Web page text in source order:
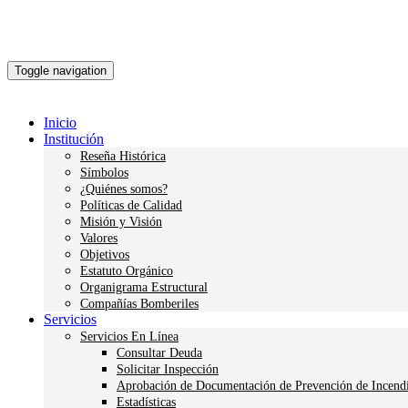
Toggle navigation
Inicio
Institución
Reseña Histórica
Símbolos
¿Quiénes somos?
Políticas de Calidad
Misión y Visión
Valores
Objetivos
Estatuto Orgánico
Organigrama Estructural
Compañías Bomberiles
Servicios
Servicios En Línea
Consultar Deuda
Solicitar Inspección
Aprobación de Documentación de Prevención de
Estadísticas